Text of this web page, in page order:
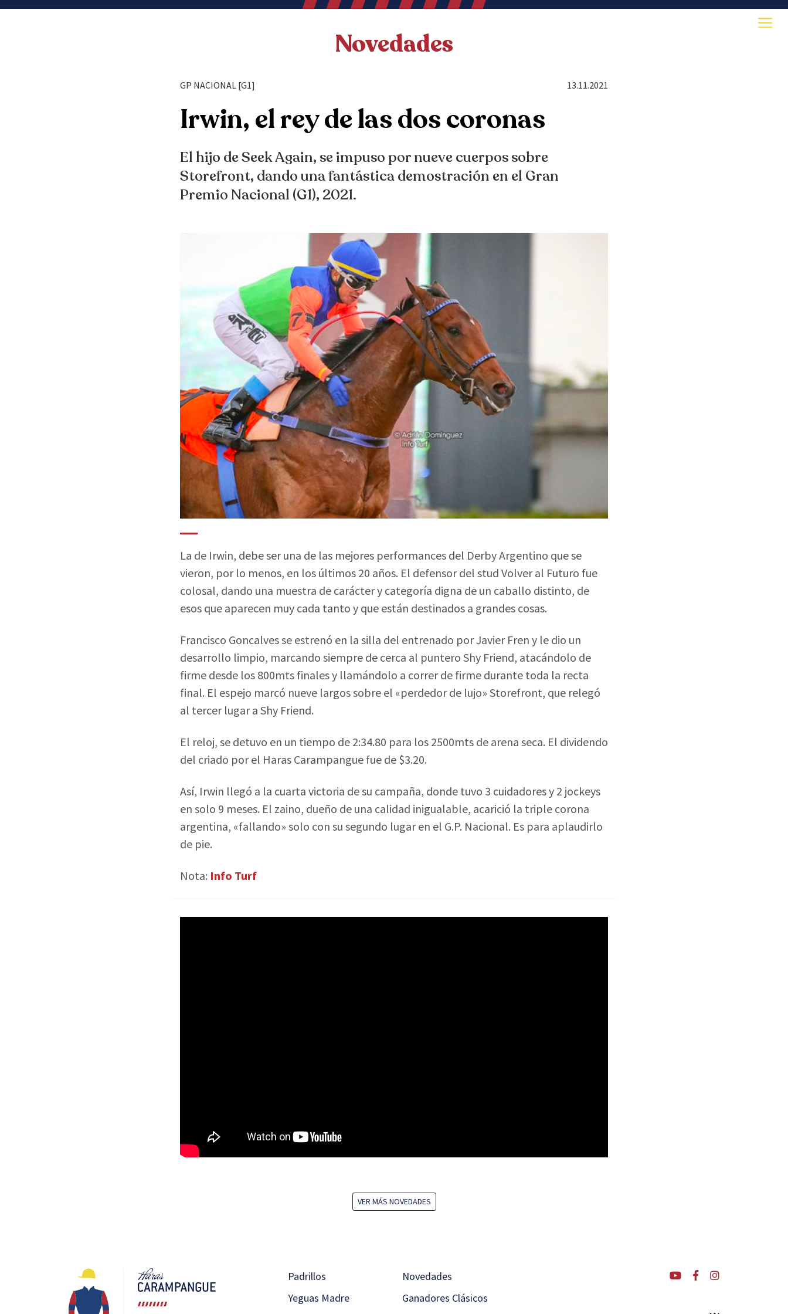
Novedades
GP NACIONAL [G1] 13.11.2021
Irwin, el rey de las dos coronas
El hijo de Seek Again, se impuso por nueve cuerpos sobre
Storefront, dando una fantástica demostración en el Gran
Premio Nacional (G1), 2021.
La de Irwin, debe ser una de las mejores performances del Derby Argentino que se
vieron, por lo menos, en los últimos 20 años. El defensor del stud Volver al Futuro fue
colosal, dando una muestra de carácter y categoría digna de un caballo distinto, de
esos que aparecen muy cada tanto y que están destinados a grandes cosas.
Francisco Goncalves se estrenó en la silla del entrenado por Javier Fren y le dio un
desarrollo limpio, marcando siempre de cerca al puntero Shy Friend, atacándolo de
firme desde los 800mts finales y llamándolo a correr de firme durante toda la recta
final. El espejo marcó nueve largos sobre el «perdedor de lujo» Storefront, que relegó
al tercer lugar a Shy Friend.
El reloj, se detuvo en un tiempo de 2:34.80 para los 2500mts de arena seca. El dividendo
del criado por el Haras Carampangue fue de $3.20.
Así, Irwin llegó a la cuarta victoria de su campaña, donde tuvo 3 cuidadores y 2 jockeys
en solo 9 meses. El zaino, dueño de una calidad inigualable, acarició la triple corona
argentina, «fallando» solo con su segundo lugar en el G.P. Nacional. Es para aplaudirlo
de pie.
Nota: Info Turf
VER MÁS NOVEDADES
Padrillos
Yeguas Madre
Novedades
Ganadores Clásicos